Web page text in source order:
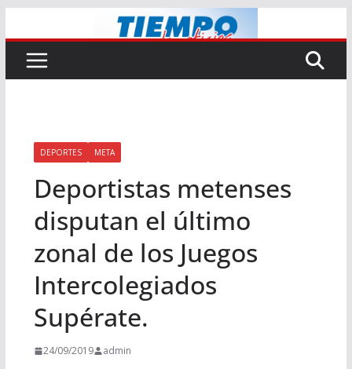
al
contenido
DEPORTES META
Deportistas metenses
disputan el último
zonal de los Juegos
Intercolegiados
Supérate.
24/09/2019 admin